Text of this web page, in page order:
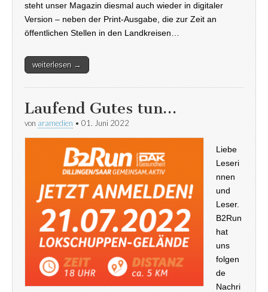
steht unser Magazin diesmal auch wieder in digitaler
Version – neben der Print-Ausgabe, die zur Zeit an
öffentlichen Stellen in den Landkreisen…
weiterlesen →
Laufend Gutes tun…
von aramedien • 01. Juni 2022
Liebe
Leseri
nnen
und
Leser.
B2Run
hat
uns
folgen
de
Nachri